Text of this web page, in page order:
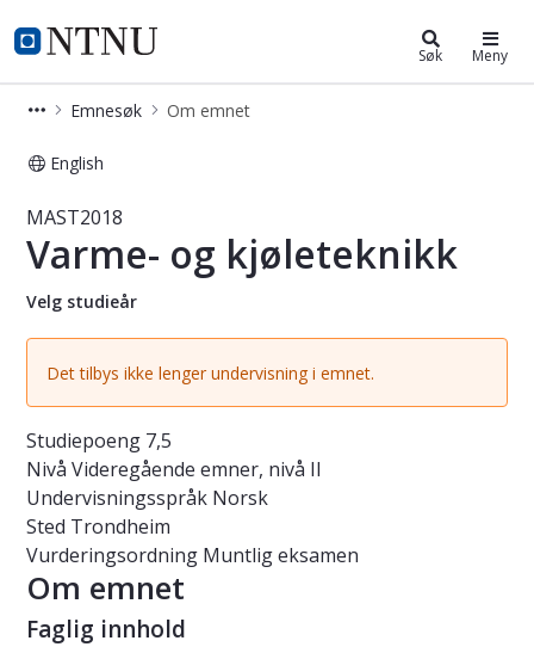
NTNU Hjemmeside
Studier Søk Meny
Emnesøk Om emnet
English
Emne - Varme- og kjøleteknikk -
MAST2018
Varme- og kjøleteknikk
Velg studieår
Det tilbys ikke lenger undervisning i emnet.
Studiepoeng 7,5
Nivå Videregående emner, nivå II
Undervisningsspråk Norsk
Sted Trondheim
Vurderingsordning Muntlig eksamen
Om emnet
Faglig innhold